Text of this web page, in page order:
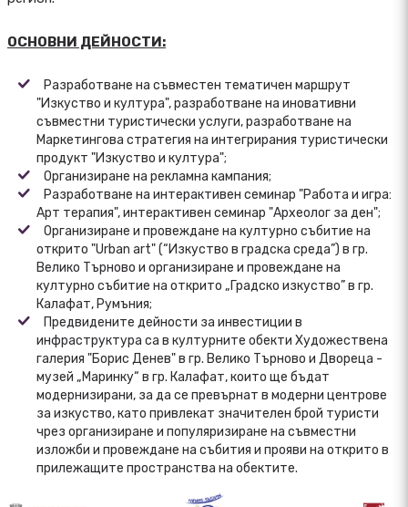
ОСНОВНИ ДЕЙНОСТИ:
Разработване на съвместен тематичен маршрут
"Изкуство и култура", разработване на иновативни
съвместни туристически услуги, разработване на
Маркетингова стратегия на интегрирания туристически
продукт "Изкуство и култура";
Организиране на рекламна кампания;
Разработване на интерактивен семинар "Работа и игра:
Арт терапия", интерактивен семинар "Археолог за ден";
Организиране и провеждане на културно събитие на
открито "Urban art" (“Изкуство в градска среда”) в гр.
Велико Търново и организиране и провеждане на
културно събитие на открито „Градско изкуство” в гр.
Калафат, Румъния;
Предвидените дейности за инвестиции в
инфраструктура са в културните обекти Художествена
галерия "Борис Денев" в гр. Велико Търново и Двореца -
музей „Маринку“ в гр. Калафат, които ще бъдат
модернизирани, за да се превърнат в модерни центрове
за изкуство, като привлекат значителен брой туристи
чрез организиране и популяризиране на съвместни
изложби и провеждане на събития и прояви на открито в
прилежащите пространства на обектите.